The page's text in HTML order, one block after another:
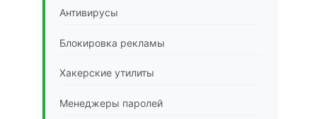
Антивирусы
Блокировка рекламы
Хакерские утилиты
Менеджеры паролей